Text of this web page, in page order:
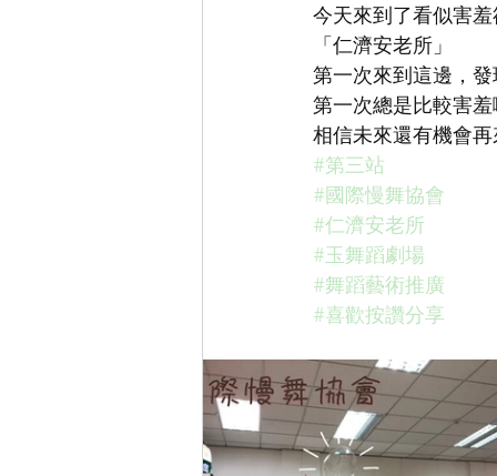
今天來到了看似害
「仁濟安老所」
第一次來到這邊，
第一次總是比較害羞
相信未來還有機會
#第三站
#國際慢舞協會
#仁濟安老所
#玉舞蹈劇場
#舞蹈藝術推廣
#喜歡按讚分享